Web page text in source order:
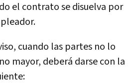
el contrato se disuelva por
cuando las partes no lo
mayor, deberá darse con la